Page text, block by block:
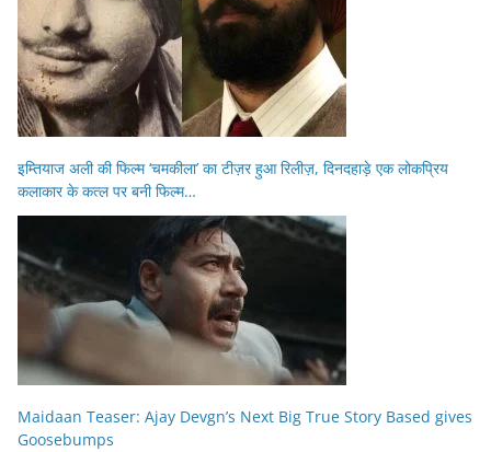
इम्तियाज अली की फिल्म ‘चमकीला’ का टीज़र हुआ रिलीज़, दिनदहाड़े एक लोकप्रिय
कलाकार के कत्ल पर बनी फिल्म…
Maidaan Teaser: Ajay Devgn’s Next Big True Story Based gives
Goosebumps